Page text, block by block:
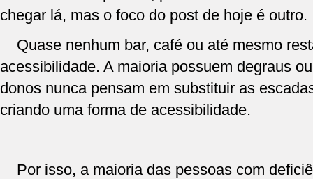
chegar lá, mas o foco do post de hoje é outro.
Quase nenhum bar, café ou até mesmo
acessibilidade. A maioria possuem degraus
donos nunca pensam em substituir as
criando uma forma de acessibilidade.
Por isso, a maioria das pessoas com